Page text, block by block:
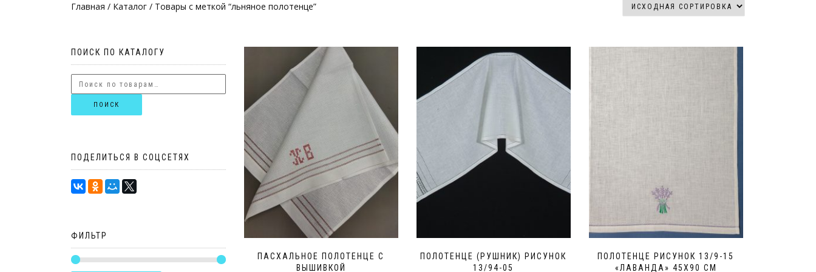
Главная / Каталог / Товары с меткой “льняное полотенце”
ПАСХАЛЬНОЕ ПОЛОТЕНЦЕ С
ВЫШИВКОЙ
ПОЛОТЕНЦЕ (РУШНИК) РИСУНОК
13/94-05
ПОЛОТЕНЦЕ РИСУНОК 13/9-15
«ЛАВАНДА» 45Х90 СМ
ПОИСК ПО КАТАЛОГУ
ПОИСК
ПОДЕЛИТЬСЯ В СОЦСЕТЯХ
ФИЛЬТР